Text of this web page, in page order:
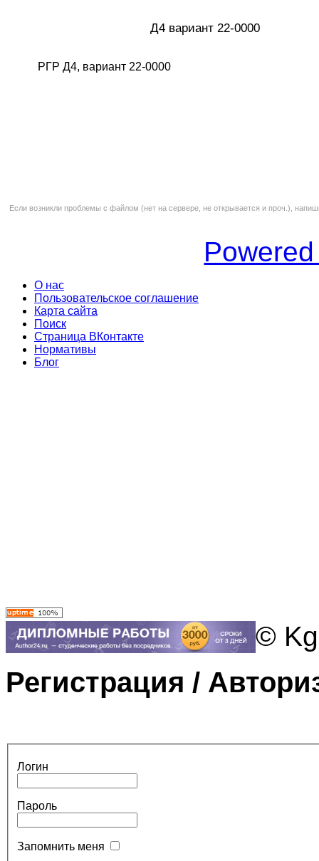
Д4 вариант 22-0000
РГР Д4, вариант 22-0000
Если возникли проблемы с файлом (нет на сервере, не открывается и проч.),
О нас
Пользовательское соглашение
Карта сайта
Поиск
Страница ВКонтакте
Нормативы
Блог
©
Регистрация /
Логин
Пароль
Запомнить меня